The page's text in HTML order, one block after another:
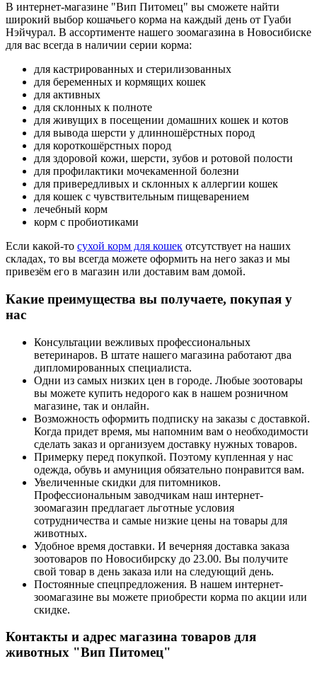
В интернет-магазине "Вип Питомец" вы сможете найти
широкий выбор кошачьего корма на каждый день от Гуаби
Нэйчурал. В ассортименте нашего зоомагазина в Новосибиске
для вас всегда в наличии серии корма:
для кастрированных и стерилизованных
для беременных и кормящих кошек
для активных
для склонных к полноте
для живущих в посещении домашних кошек и котов
для вывода шерсти у длинношёрстных пород
для короткошёрстных пород
для здоровой кожи, шерсти, зубов и ротовой полости
для профилактики мочекаменной болезни
для привередливых и склонных к аллергии кошек
для кошек с чувствительным пищеварением
лечебный корм
корм с пробиотиками
Если какой-то сухой корм для кошек отсутствует на наших
складах, то вы всегда можете оформить на него заказ и мы
привезём его в магазин или доставим вам домой.
Какие преимущества вы получаете, покупая у
нас
Консультации вежливых профессиональных
ветеринаров. В штате нашего магазина работают два
дипломированных специалиста.
Одни из самых низких цен в городе. Любые зоотовары
вы можете купить недорого как в нашем розничном
магазине, так и онлайн.
Возможность оформить подписку на заказы с доставкой.
Когда придет время, мы напомним вам о необходимости
сделать заказ и организуем доставку нужных товаров.
Примерку перед покупкой. Поэтому купленная у нас
одежда, обувь и амуниция обязательно понравится вам.
Увеличенные скидки для питомников.
Профессиональным заводчикам наш интернет-
зоомагазин предлагает льготные условия
сотрудничества и самые низкие цены на товары для
животных.
Удобное время доставки. И вечерняя доставка заказа
зоотоваров по Новосибирску до 23.00. Вы получите
свой товар в день заказа или на следующий день.
Постоянные спецпредложения. В нашем интернет-
зоомагазине вы можете приобрести корма по акции или
скидке.
Контакты и адрес магазина товаров для
животных "Вип Питомец"